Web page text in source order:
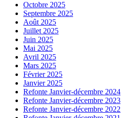
Octobre 2025
Septembre 2025
Août 2025
Juillet 2025
Juin 2025
Mai 2025
Avril 2025
Mars 2025
Février 2025
Janvier 2025
Refonte Janvier-décembre 2024
Refonte Janvier-décembre 2023
Refonte Janvier-décembre 2022